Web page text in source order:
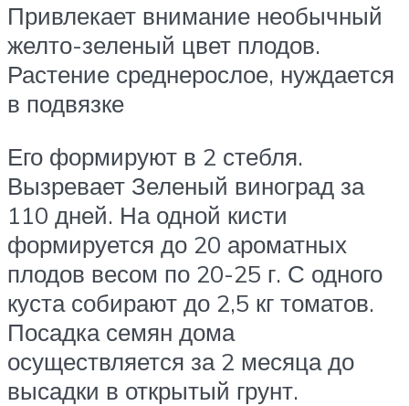
Привлекает внимание необычный
желто-зеленый цвет плодов.
Растение среднерослое, нуждается
в подвязке
Его формируют в 2 стебля.
Вызревает Зеленый виноград за
110 дней. На одной кисти
формируется до 20 ароматных
плодов весом по 20-25 г. С одного
куста собирают до 2,5 кг томатов.
Посадка семян дома
осуществляется за 2 месяца до
высадки в открытый грунт.